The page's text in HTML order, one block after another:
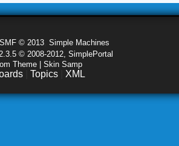
SMF © 2013 Simple Machines
© 2008-2012, SimplePortal
Theme | Skin Samp
Topics XML